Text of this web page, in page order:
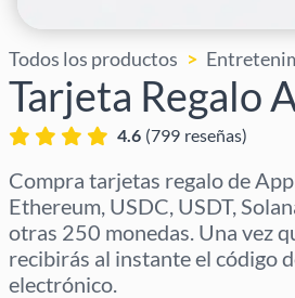
Todos los productos
Tarjeta Regalo
4.6 (799 reseñas)
Compra tarjetas regalo de
Ethereum, USDC, USDT,
otras 250 monedas. Una vez
recibirás al instante el código
electrónico.